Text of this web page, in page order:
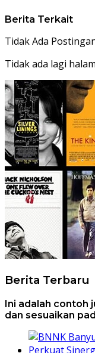
Berita Terkait
Tidak Ada
Tidak ada lagi
Berita Terbaru
Ini adalah contoh
dan sesuaikan